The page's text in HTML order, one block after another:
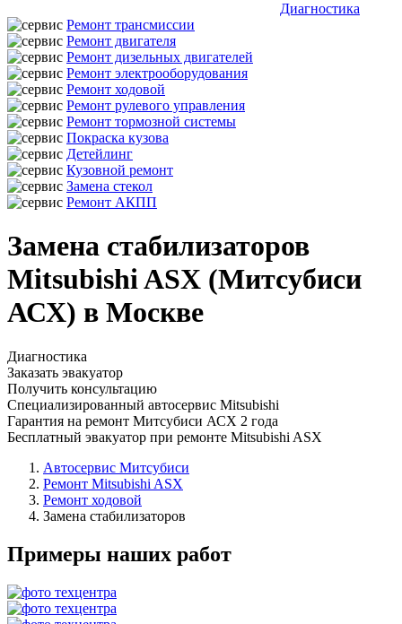
Диагностика
Ремонт трансмиссии
Ремонт двигателя
Ремонт дизельных двигателей
Ремонт электрооборудования
Ремонт ходовой
Ремонт рулевого управления
Ремонт тормозной системы
Покраска кузова
Детейлинг
Кузовной ремонт
Замена стекол
Ремонт АКПП
Замена стабилизаторов
Mitsubishi ASX (Митсубиси
АСХ) в Москве
Диагностика
Заказать эвакуатор
Получить консультацию
Специализированный автосервис Mitsubishi
Гарантия на ремонт Митсубиси АСХ 2 года
Бесплатный эвакуатор при ремонте Mitsubishi ASX
Автосервис Митсубиси
Ремонт Mitsubishi ASX
Ремонт ходовой
Замена стабилизаторов
Примеры наших работ